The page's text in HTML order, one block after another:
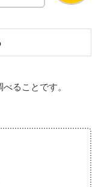
ることです。